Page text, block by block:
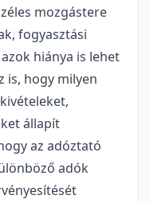
mozgástere
fogyasztási
hiánya is lehet
is, hogy milyen
állapít
az adóztató
adók